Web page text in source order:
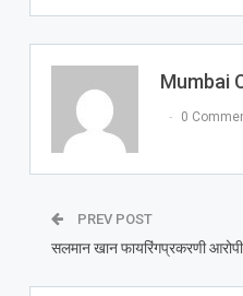
Mumbai
0
PREV POST
सलमान खान फायरिंगप्रकरणी